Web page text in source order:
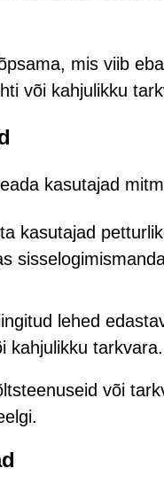
mis viib
või kahjulikku
kasutajad
kasutajad
lehed
kahjulikku tarkvara.
või